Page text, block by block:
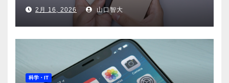
もの
2月 16, 2026 山口智大
科学・IT